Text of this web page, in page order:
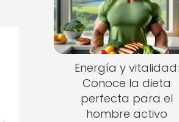
Energía y vitalidad:
Conoce la dieta
perfecta para el
hombre activo